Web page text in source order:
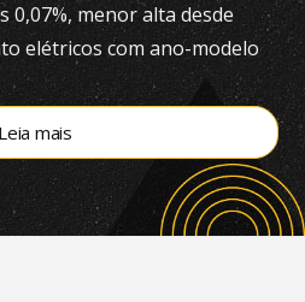
0,07%, menor alta desde
elétricos com ano-modelo
Leia mais